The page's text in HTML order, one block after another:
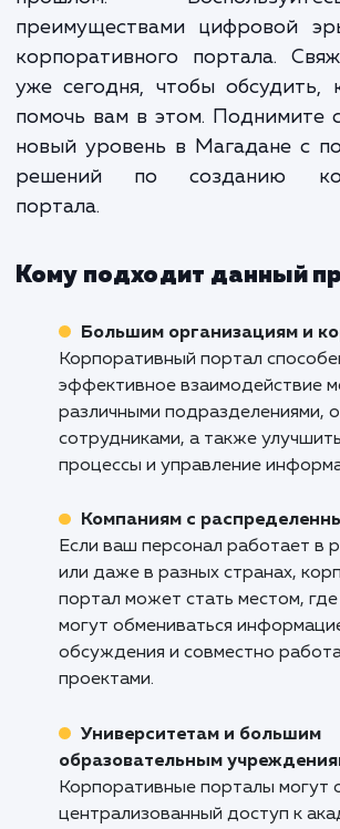
место для
взаимодействия и
Более того, он
свою
улучшить
уровень
Не допускайте, чтобы ваш
прошлом.
преимуществами
уже сегодня, чтобы
помочь вам в этом.
новый уровень в
решений по созданию
портала.
Кому подходит данный
Большим организациям